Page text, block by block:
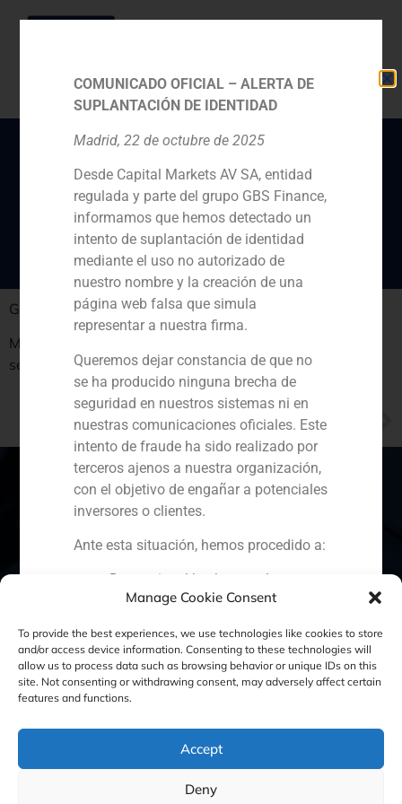
Manage Cookie Consent
To provide the best experiences, we use technologies like cookies to store
and/or access device information. Consenting to these technologies will
allow us to process data such as browsing behavior or unique IDs on this
site. Not consenting or withdrawing consent, may adversely affect certain
features and functions.
Accept
Deny
Los «campeones» del
ecommerce en Europa
GBS Finance en Modaes.es
Modaes.es recoge el informe de GBS Finance sobre el
sector de la moda online en España y Europa
Ecuador Perú
Política de Cookies Política de Privacidad
Aviso Legal
GBS Finance ©2023
COMUNICADO OFICIAL – ALERTA DE
SUPLANTACIÓN DE IDENTIDAD
Madrid, 22 de octubre de 2025
Desde Capital Markets AV SA, entidad
regulada y parte del grupo GBS Finance,
informamos que hemos detectado un
intento de suplantación de identidad
mediante el uso no autorizado de
nuestro nombre y la creación de una
página web falsa que simula
representar a nuestra firma.
Queremos dejar constancia de que no
se ha producido ninguna brecha de
seguridad en nuestros sistemas ni en
nuestras comunicaciones oficiales. Este
intento de fraude ha sido realizado por
terceros ajenos a nuestra organización,
con el objetivo de engañar a potenciales
inversores o clientes.
Ante esta situación, hemos procedido a:
Denunciar el hecho ante la
Comisión Nacional del Mercado
autoridades competentes.
Activar nuestros protocolos
internos de protección
organismos especializados en
ciberseguridad.
Recomendamos a todos nuestros
clientes, colaboradores y al público en